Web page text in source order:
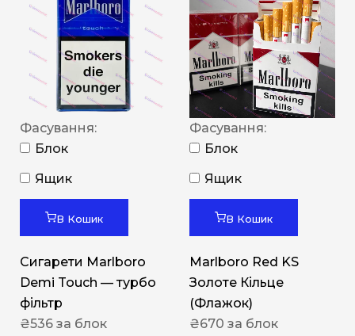
Фасування:
Блок
Ящик
В Кошик
Сигарети Marlboro
Demi Touch — турбо
фільтр
₴536 за блок
Фасування:
Блок
Ящик
В Кошик
Marlboro Red KS
Золоте Кільце
(Флажок)
₴670 за блок